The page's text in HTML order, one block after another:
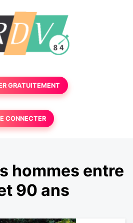
GRATUITEMENT
CONNECTER
hommes entre
90 ans